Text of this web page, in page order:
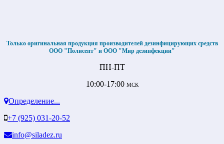
Только оригинальная продукция производителей дезинфицирующих средств
ООО "Полисепт" и ООО "Мир дезинфекции"
ПН-ПТ
10:00-17:00 МСК
Определение...
+7 (925) 031-20-52
info@siladez.ru